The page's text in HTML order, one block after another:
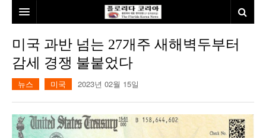
본사소개
뉴스
미국
발행인칼럼
건강
미국 과반 넘는 27개주 새해벽두부터
감세 경쟁 불붙었다
뉴스 미국 2023년 02월 15일